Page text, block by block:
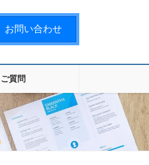
お問い合わせ
ご質問